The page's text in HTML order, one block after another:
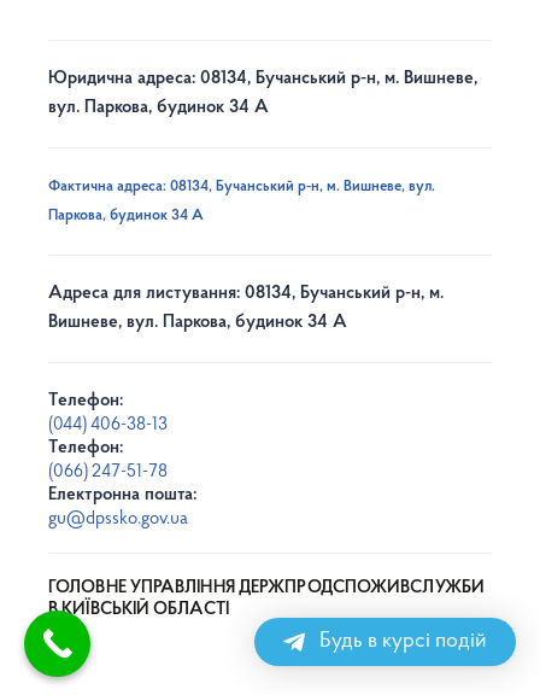
Юридична адреса: 08134, Бучанський р-н, м. Вишневе,
вул. Паркова, будинок 34 А
Фактична адреса: 08134, Бучанський р-н, м. Вишневе, вул.
Паркова, будинок 34 А
Адреса для листування: 08134, Бучанський р-н, м.
Вишневе, вул. Паркова, будинок 34 А
Телефон:
(044) 406-38-13
Телефон:
(066) 247-51-78
Електронна пошта:
gu@dpssko.gov.ua
ГОЛОВНЕ УПРАВЛІННЯ ДЕРЖПРОДСПОЖИВСЛУЖБИ
В КИЇВСЬКІЙ ОБЛАСТІ
Будь в курсі подій